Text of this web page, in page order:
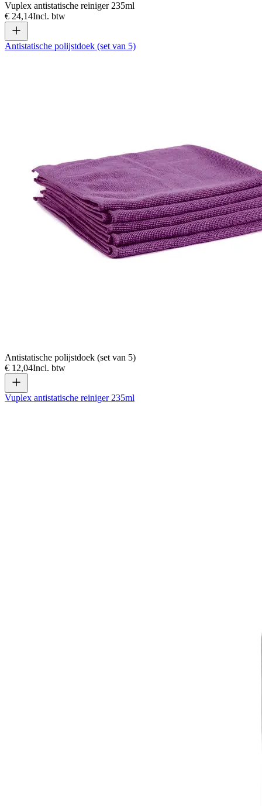
Vuplex antistatische reiniger 235ml
€ 24,14Incl. btw
Antistatische polijstdoek (set van 5)
Antistatische polijstdoek (set van 5)
€ 12,04Incl. btw
Vuplex antistatische reiniger 235ml